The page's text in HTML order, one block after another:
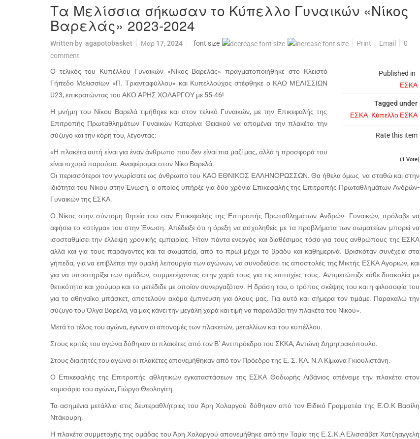
Τα Μελίσσια σήκωσαν το Κύπελλο Γυναικών «Νίκος
Βαρελάς» 2023-2024
Written by agapotobasket Μαρ 17, 2024 font size Print Email
0
comment
Published in
ΕΣΚΑ
Tagged under
ΕΣΚΑ Κύπελλο ΕΣΚΑ
Rate this item
(1 Vote)
Ο τελικός του Κυπέλλου Γυναικών «Νίκος Βαρελάς» πραγματοποιήθηκε στο Κλειστό
Γήπεδο Μελισσίων «Π. Τριανταφύλλου» και Κυπελλούχος στέφθηκε ο ΚΑΟ ΜΕΛΙΣΣΙΩΝ
U23, επικρατώντας του ΑΚΟ ΑΡΗΣ ΧΟΛΑΡΓΟΥ με 55-46!
Η μνήμη του Νίκου Βαρελά τιμήθηκε και στον τελικό Γυναικών, με την Επικεφαλής της
Επιτροπής Πρωταθλημάτων Γυναικών Κατερίνα Θειακού να απομένει την πλακέτα την
σύζυγο και την κόρη του, λέγοντας:
«Η πλακέτα αυτή είναι για έναν άνθρωπο που δεν είναι πια μαζί μας, αλλά η προσφορά του
είναι ισχυρά παρούσα. Αναφέρομαι στον Νίκο Βαρελά.
Οι περισσότεροι τον γνωρίσατε ως άνθρωπο του ΚΑΟ ΕΘΝΙΚΟΣ ΕΛΛΗΝΟΡΩΣΣΩΝ. Θα ήθελα όμως να σταθώ και στην
ιδιότητα του Νίκου στην Ένωση, ο οποίος υπήρξε για δύο χρόνια Επικεφαλής της Επιτροπής Πρωταθλημάτων Ανδρών-
Γυναικών της ΕΣΚΑ.
Ο Νίκος στην σύντομη θητεία του σαν Επικεφαλής της Επιτροπής Πρωταθλημάτων Ανδρών- Γυναικών, πρόλαβε να
αφήσει το «στίγμα» του στην Ένωση. Απέδειξε ότι η όρεξη να ασχοληθείς με τα προβλήματα των σωματείων μπορεί να
ισοσταθμίσει την έλλειψη χρονικής εμπειρίας. Ήταν πάντα ενεργός και διαθέσιμος τόσο για τους ανθρώπους της ΕΣΚΑ
αλλά και για τους παράγοντες και τα σωματεία, από το πρωί μέχρι το βράδυ και καθημερινά. Βρισκόταν συνέχεια στα
γήπεδα, για να επιβλέπει την ομαλή λειτουργία των αγώνων, να συνοδεύσει τις αποστολές της Μικτής ΕΣΚΑ Αγοριών, και
για να υποστηρίξει των ομάδων, συμμετέχοντας στην χαρά τους για τις επιτυχίες τους. Αντιμετώπιζε κάθε δυσκολία με
θετικότητα και χιούμορ και το μετέδιδε με οποίον συνεργαζόταν. Η δράση του, ο τρόπος σκέψης του και η φιλοσοφία του
για το αθηναϊκο μπάσκετ, αποτελούν ακόμα έμπνευση για όλους μας. Για αυτό και σήμερα τον τιμάμε. Παρακαλώ την
σύζυγο του Όλγα Βαρελά, να μας κάνει την μεγάλη χαρά και τιμή να παραλάβει την πλακέτα του Νίκου».
Μετά το τέλος του αγώνα, έγιναν οι απονομές των πλακετών, μεταλλίων και του κυπέλλου.
Στους κριτές του αγώνα δόθηκαν οι πλακέτες από τον Β’ Αντιπρόεδρο του ΣΚΚΑ, Αντώνη Δημητρακόπουλο.
Στους διαιτητές του αγώνα οι πλακέτες απονεμήθηκαν από τον Πρόεδρο της Ε. Σ. ΚΑ. Ν.Α Κίμωνα Γκιουλιστάνη.
Ο Επικεφαλής της Επιτροπής αθλητικών εγκαταστάσεων της ΕΣΚΑ Θοδωρής Λιβάνιος απένειμε την πλακέτα στον
κομισάριο του αγώνα, Γιώργο Θεολογίτη.
Τα ασημένια μετάλλια στις δευτεραθλήτριες του Άρη Χολαργού δόθηκαν από τον Ειδικό Γραμματέα της Ε.Ο.Κ Βασίλη
Ντάκουρη.
Η πλακέτα συμμετοχής της ομάδας του Άρη Χολαργού απονεμήθηκε από την Ταμία της Ε.Σ.Κ.Α Ελισσάβετ Χατζηαγγελή